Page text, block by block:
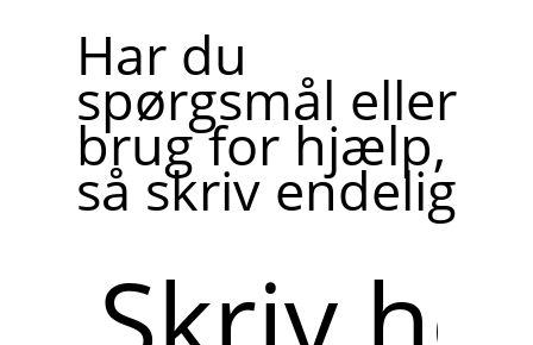
Har du
spørgsmål eller
brug for hjælp,
så skriv endelig
her